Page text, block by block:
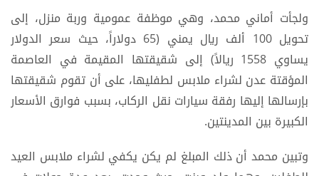
ولجأت أماني محمد، وهي موظفة عمومية وربة منزل، إلى
تحويل 100 ألف ريال يمني (65 دولاراً، حيث سعر الدولار
يساوي 1558 ريالاً) إلى شقيقتها المقيمة في العاصمة
المؤقتة عدن لشراء ملابس لطفليها، على أن تقوم شقيقتها
بإرسالها إليها رفقة سيارات نقل الركاب، بسبب فوارق الأسعار
الكبيرة بين المدينتين.
وتبين محمد أن ذلك المبلغ لم يكن يكفي لشراء ملابس العيد